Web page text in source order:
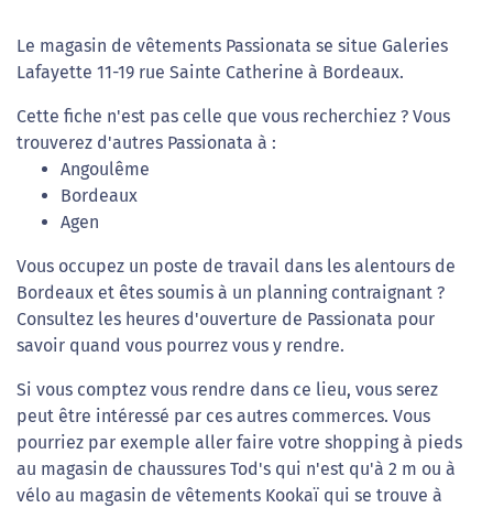
Le magasin de vêtements Passionata se situe Galeries
Lafayette 11-19 rue Sainte Catherine à Bordeaux.
Cette fiche n'est pas celle que vous recherchiez ? Vous
trouverez d'autres Passionata à :
Angoulême
Bordeaux
Agen
Vous occupez un poste de travail dans les alentours de
Bordeaux et êtes soumis à un planning contraignant ?
Consultez les heures d'ouverture de Passionata pour
savoir quand vous pourrez vous y rendre.
Si vous comptez vous rendre dans ce lieu, vous serez
peut être intéressé par ces autres commerces. Vous
pourriez par exemple aller faire votre shopping à pieds
au magasin de chaussures Tod's qui n'est qu'à 2 m ou à
vélo au magasin de vêtements Kookaï qui se trouve à